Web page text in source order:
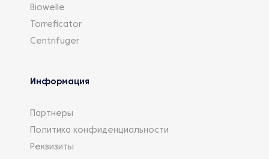
Biowelle
Torreficator
Centrifuger
Информация
Партнеры
Политика конфиденциальности
Реквизиты